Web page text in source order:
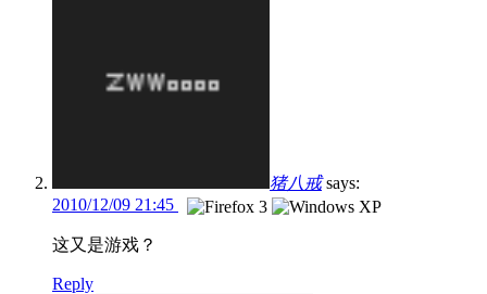
猪八戒 says:
2010/12/09 21:45
这又是游戏？
Reply